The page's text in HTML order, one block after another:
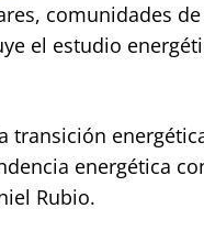
comunidades
el estudio
transición
energética
Rubio.